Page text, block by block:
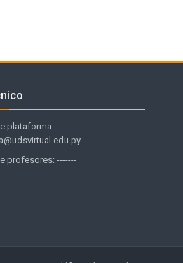
plataforma:
profesores: -------